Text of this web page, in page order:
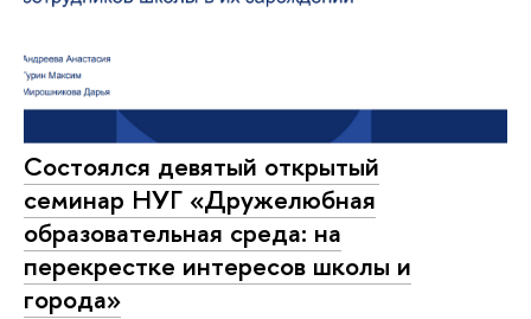
Состоялся девятый открытый
семинар НУГ «Дружелюбная
образовательная среда: на
перекрестке интересов школы и
города»